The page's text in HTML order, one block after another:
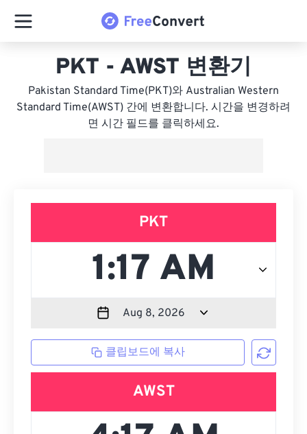
PKT - AWST 변환기
Pakistan Standard Time(PKT)와 Australian Western
Standard Time(AWST) 간에 변환합니다. 시간을 변경하려
면 시간 필드를 클릭하세요.
PKT
클립보드에 복사
AWST